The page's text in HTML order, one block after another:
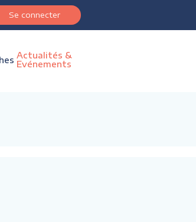
Se connecter
Actualités &
Evénements